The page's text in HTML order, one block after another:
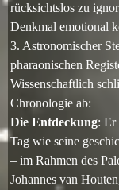
rücksichtslos zu
Denkmal emotional
3. Astronomischer
pharaonischen
Wissenschaftlich
Chronologie ab:
Die Entdeckung: Er
Tag wie seine
– im Rahmen des
Johannes van